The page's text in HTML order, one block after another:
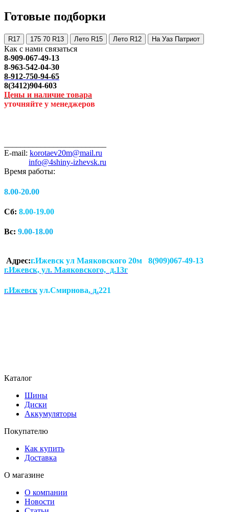
Готовые подборки
R17 175 70 R13 Лето R15 Лето R12 На Уаз Патриот
Как с нами связаться
8-909-067-49-13
8-963-542-04-30
8-912-750-94-65
8(3412)904-603
Цены и наличие товара
уточняйте у менеджеров
E-mail: korotaev20m@mail.ru
info@4shiny-izhevsk.ru
Время работы:
8.00-20.00
Сб: 8.00-19.00
Вс: 9.00-18.00
Адрес:г.Ижевск ул Маяковского 20м 8(909)067-49-13
г.Ижевск, ул. Маяковского, д.13г
г.Ижевск ул.Смирнова, д.221
Каталог
Шины
Диски
Аккумуляторы
Покупателю
Как купить
Доставка
О магазине
О компании
Новости